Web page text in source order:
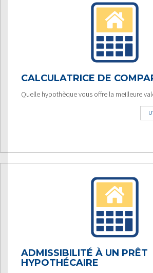
CALCULATRICE DE
Quelle hypothèque vous offre la meilleure
ADMISSIBILITÉ À UN PRÊT
HYPOTHÉCAIRE